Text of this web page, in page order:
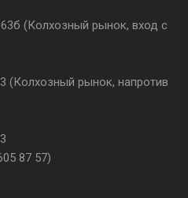
от
(Колхозный рынок, вход с
(Колхозный рынок, напротив
87 57)